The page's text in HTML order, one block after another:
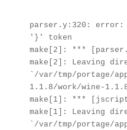
parser.y:320:
'}' token
make[2]: ***
make[2]: Leaving
`/var/tmp/portage/
1.1.8/work/wine-
make[1]: ***
make[1]: Leaving
`/var/tmp/portage/